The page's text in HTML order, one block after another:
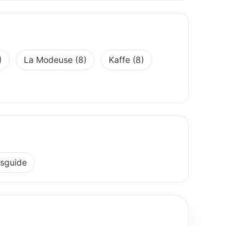
La Modeuse (8) Kaffe (8)